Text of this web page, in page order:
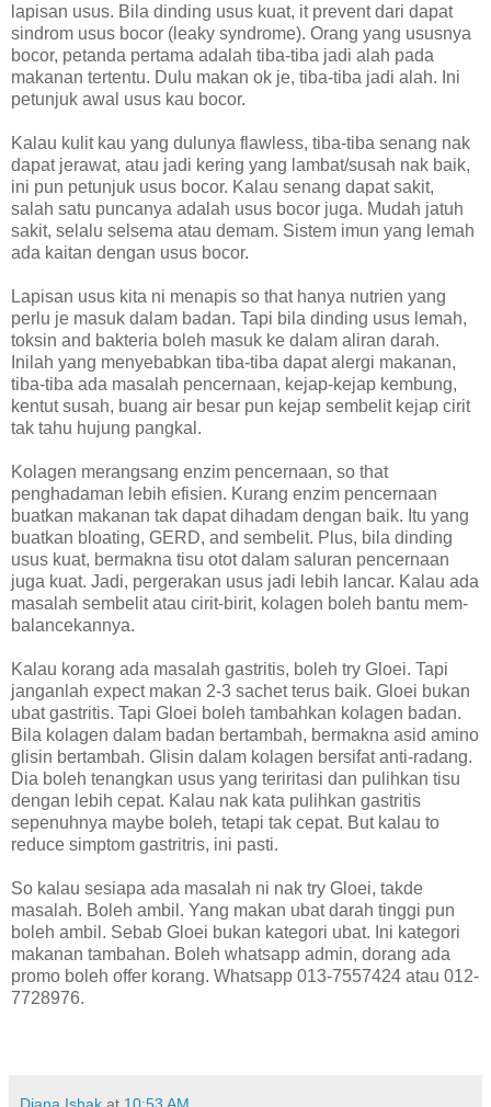
lapisan usus. Bila dinding usus kuat, it prevent dari dapat
sindrom usus bocor (leaky syndrome). Orang yang ususnya
bocor, petanda pertama adalah tiba-tiba jadi alah pada
makanan tertentu. Dulu makan ok je, tiba-tiba jadi alah. Ini
petunjuk awal usus kau bocor.
Kalau kulit kau yang dulunya flawless, tiba-tiba senang nak
dapat jerawat, atau jadi kering yang lambat/susah nak baik,
ini pun petunjuk usus bocor. Kalau senang dapat sakit,
salah satu puncanya adalah usus bocor juga. Mudah jatuh
sakit, selalu selsema atau demam. Sistem imun yang lemah
ada kaitan dengan usus bocor.
Lapisan usus kita ni menapis so that hanya nutrien yang
perlu je masuk dalam badan. Tapi bila dinding usus lemah,
toksin and bakteria boleh masuk ke dalam aliran darah.
Inilah yang menyebabkan tiba-tiba dapat alergi makanan,
tiba-tiba ada masalah pencernaan, kejap-kejap kembung,
kentut susah, buang air besar pun kejap sembelit kejap cirit
tak tahu hujung pangkal.
Kolagen merangsang enzim pencernaan, so that
penghadaman lebih efisien. Kurang enzim pencernaan
buatkan makanan tak dapat dihadam dengan baik. Itu yang
buatkan bloating, GERD, and sembelit. Plus, bila dinding
usus kuat, bermakna tisu otot dalam saluran pencernaan
juga kuat. Jadi, pergerakan usus jadi lebih lancar. Kalau ada
masalah sembelit atau cirit-birit, kolagen boleh bantu mem-
balancekannya.
Kalau korang ada masalah gastritis, boleh try Gloei. Tapi
janganlah expect makan 2-3 sachet terus baik. Gloei bukan
ubat gastritis. Tapi Gloei boleh tambahkan kolagen badan.
Bila kolagen dalam badan bertambah, bermakna asid amino
glisin bertambah. Glisin dalam kolagen bersifat anti-radang.
Dia boleh tenangkan usus yang teriritasi dan pulihkan tisu
dengan lebih cepat. Kalau nak kata pulihkan gastritis
sepenuhnya maybe boleh, tetapi tak cepat. But kalau to
reduce simptom gastritris, ini pasti.
So kalau sesiapa ada masalah ni nak try Gloei, takde
masalah. Boleh ambil. Yang makan ubat darah tinggi pun
boleh ambil. Sebab Gloei bukan kategori ubat. Ini kategori
makanan tambahan. Boleh whatsapp admin, dorang ada
promo boleh offer korang. Whatsapp 013-7557424 atau 012-
7728976.
Diana Ishak at 10:53 AM